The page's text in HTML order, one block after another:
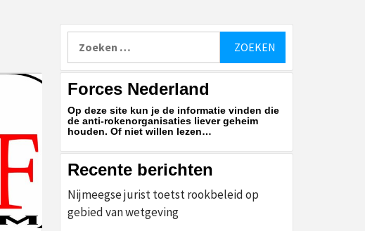
naar:
Forces Nederland
Op deze site kun je de informatie vinden die
de anti-rokenorganisaties liever geheim
houden. Of niet willen lezen…
Recente berichten
Nijmeegse jurist toetst rookbeleid op
gebied van wetgeving